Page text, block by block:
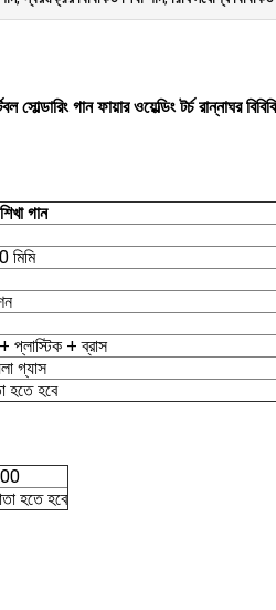
গান ফায়ার ওয়েল্ডিং টর্চ রান্নাঘর
গান
প্লাস্টিক + ব্রাস
গ্যাস
হতে হবে
হতে হবে